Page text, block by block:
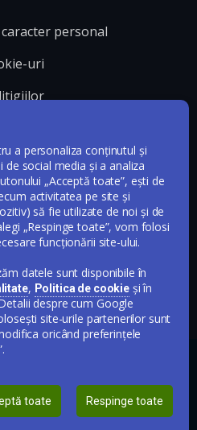
personal
uri
a personaliza conținutul și
social media și a analiza
„Acceptă toate”, ești de
activitatea pe site și
să fie utilizate de noi și de
„Respinge toate”, vom folosi
funcționării site-ului.
datele sunt disponibile în
, Politica de cookieși în
despre cum Google
site-urile partenerilor sunt
oricând preferințele
toate Respinge toate